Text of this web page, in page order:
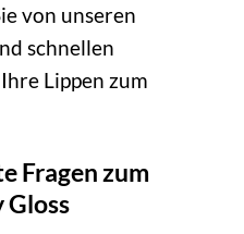
von unseren
schnellen
Lippen zum
Fragen zum
Gloss